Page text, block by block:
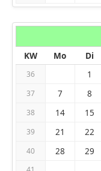
KW
Mo Di
36 1
37 7 8
38 14 15
39 21 22
40 28 29